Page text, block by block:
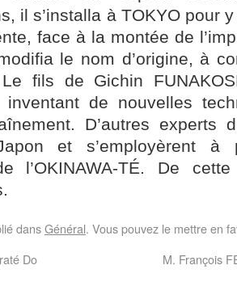
il s’installa à TOKYO pour
face à la montée de
le nom d’origine, à
fils de Gichin
inventant de nouvelles
D’autres experts
et s’employèrent à
l’OKINAWA-TÉ. De
dansGénéral. Vous pouvez le mettre en
Do M. François